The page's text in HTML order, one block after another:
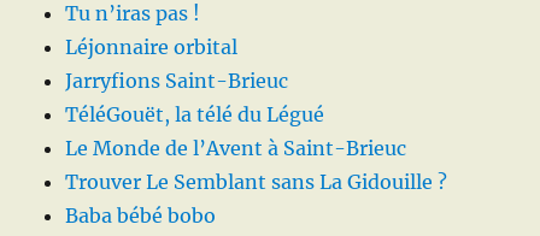
Tu n’iras pas !
Léjonnaire orbital
Jarryfions Saint-Brieuc
TéléGouët, la télé du Légué
Le Monde de l’Avent à Saint-Brieuc
Trouver Le Semblant sans La Gidouille ?
Baba bébé bobo